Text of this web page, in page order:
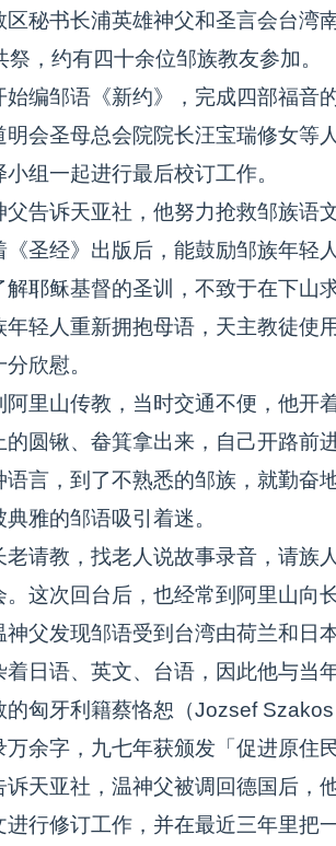
书长浦英雄神父和圣言会台湾
，约有四十余位邹族教友参加。
邹语《新约》，完成四部福音
会圣母总会院院长汪宝瑞修女等
组一起进行最后校订工作。
诉天亚社，他努力抢救邹族语
圣经》出版后，能鼓励邹族年轻
耶稣基督的圣训，不致于在下山
人重新拥抱母语，天主教徒使
欣慰。
山传教，当时交通不便，他开
圆锹、畚箕拿出来，自己开路前
言，到了不熟悉的邹族，就勤奋
雅的邹语吸引着迷。
教，找老人说故事录音，请族
这次回台后，也经常到阿里山向
发现邹语受到台湾由荷兰和日
日语、英文、台语，因此他与当
的匈牙利籍蔡恪恕（Jozsef
余字，九七年获颁发「促进原住
亚社，温神父被调回德国后，
行修订工作，并在最近三年里把